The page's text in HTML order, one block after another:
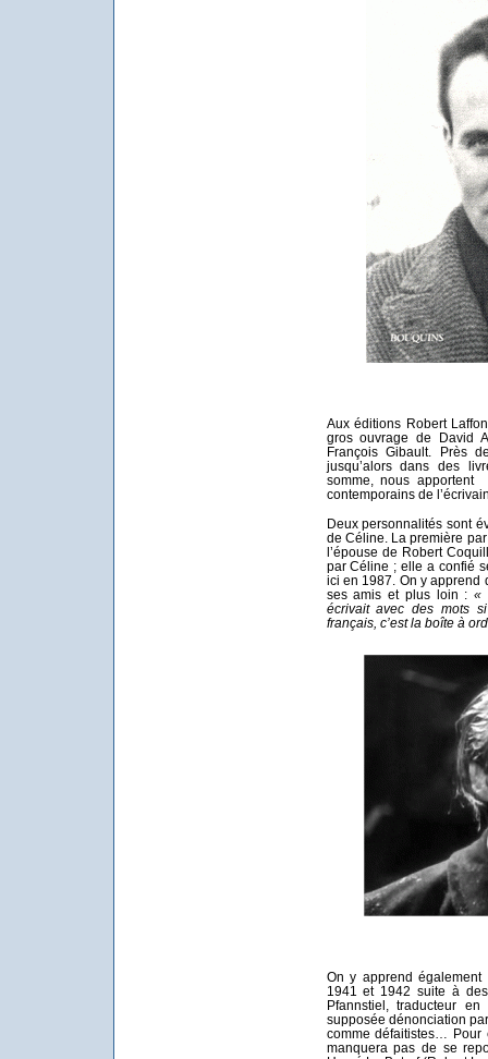
Aux éditions Robert
gros ouvrage de David
François Gibault. Près
jusqu’alors dans des
somme, nous
contemporains de
Deux personnalités sont
de Céline. La première
l’épouse de Robert
par Céline ; elle a confié
ici en 1987. On y apprend
ses amis et plus loin :«
écrivait avec des mots
français, c’est la boîte à
On y apprend
1941 et 1942 suite à
Pfannstiel, traducteur
supposée dénonciation
comme défaitistes… Pour
manquera pas de se